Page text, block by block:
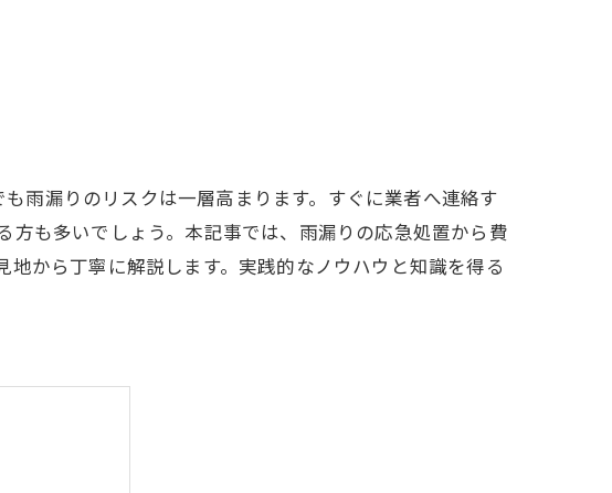
雨漏りのリスクは一層高まります。すぐに業者へ連絡す
も多いでしょう。本記事では、雨漏りの応急処置から費
から丁寧に解説します。実践的なノウハウと知識を得る